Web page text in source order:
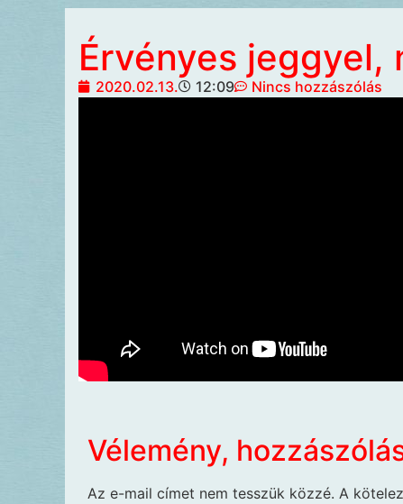
Érvényes jeggyel,
2020.02.13. 12:09 Nincs hozzászólás
Vélemény,
Az e-mail címet nem tesszük közzé. A